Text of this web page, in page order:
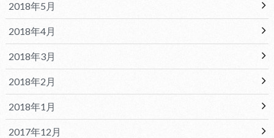
2018年5月
2018年4月
2018年3月
2018年2月
2018年1月
2017年12月